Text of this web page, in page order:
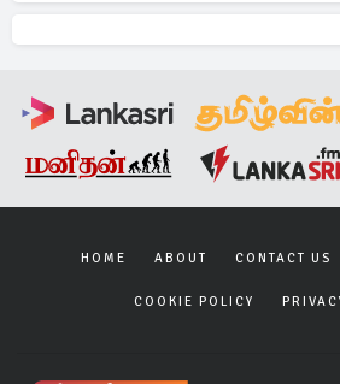
HOME ABOUT CONTACT US
COOKIE POLICY